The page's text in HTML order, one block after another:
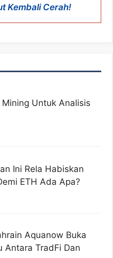
Kembali Cerah!
Untuk Analisis
Ini Rela Habiskan
ETH Ada Apa?
Aquanow Buka
Antara TradFi Dan